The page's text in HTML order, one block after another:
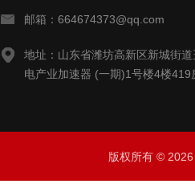
邮箱：664674373@qq.com
地址：山东省潍坊高新区新城街
电产业加速器 (一期)1号楼4楼419
版权所有 ©